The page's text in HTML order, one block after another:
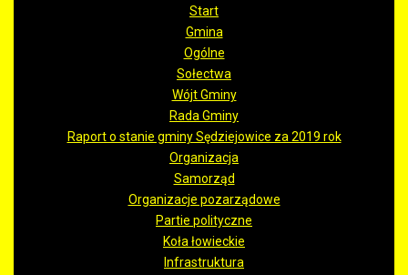
Start
Gmina
Ogólne
Sołectwa
Wójt Gminy
Rada Gminy
Raport o stanie gminy Sędziejowice za 2019 rok
Organizacja
Samorząd
Organizacje pozarządowe
Partie polityczne
Koła łowieckie
Infrastruktura